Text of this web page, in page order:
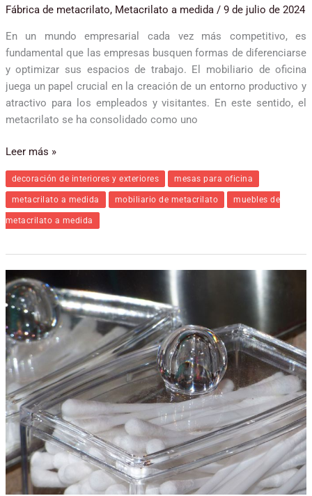
Fábrica de metacrilato, Metacrilato a medida/ 9 de julio de 2024
En un mundo empresarial cada vez más competitivo, es
fundamental que las empresas busquen formas de diferenciarse
y optimizar sus espacios de trabajo. El mobiliario de oficina
juega un papel crucial en la creación de un entorno productivo y
atractivo para los empleados y visitantes. En este sentido, el
metacrilato se ha consolidado como uno
Leer más »
decoración de interiores y exteriores mesas para oficina
metacrilato a medida mobiliario de metacrilato muebles de
metacrilato a medida
El
auge
del
mobiliario
de
metacrilato